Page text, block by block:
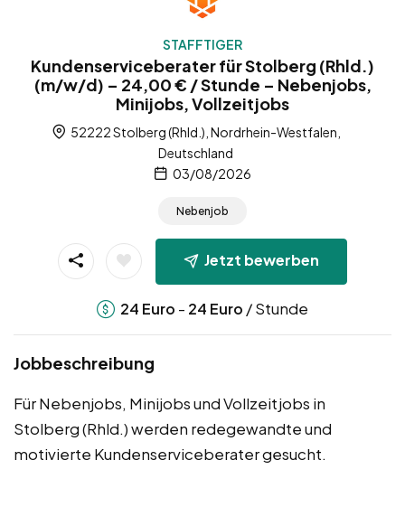
STAFFTIGER
Kundenserviceberater für Stolberg (Rhld.)
(m/w/d) – 24,00 € / Stunde – Nebenjobs,
Minijobs, Vollzeitjobs
52222 Stolberg (Rhld.), Nordrhein-Westfalen,
Deutschland
03/08/2026
Nebenjob
Jetzt bewerben
24 Euro - 24 Euro / Stunde
Jobbeschreibung
Für Nebenjobs, Minijobs und Vollzeitjobs in
Stolberg (Rhld.) werden redegewandte und
motivierte Kundenserviceberater gesucht.